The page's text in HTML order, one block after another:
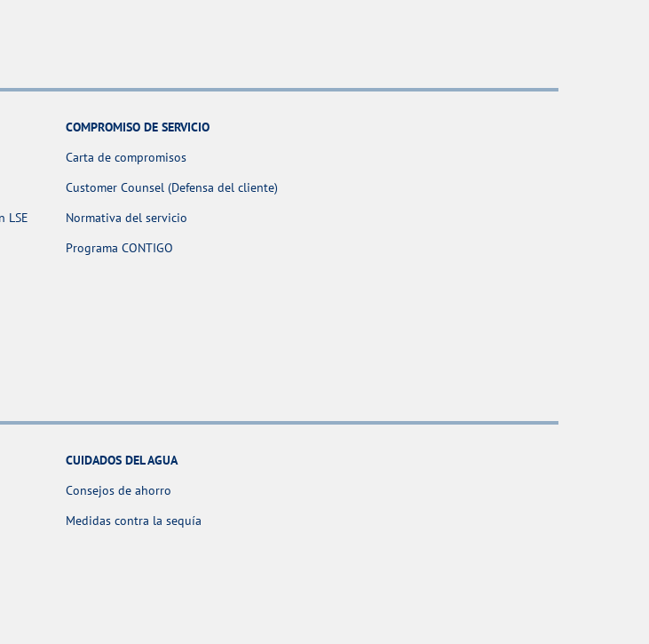
LSE
COMPROMISO DE SERVICIO
Carta de compromisos
Customer Counsel (Defensa del cliente)
Normativa del servicio
Programa CONTIGO
CUIDADOS DEL AGUA
Consejos de ahorro
Medidas contra la sequía